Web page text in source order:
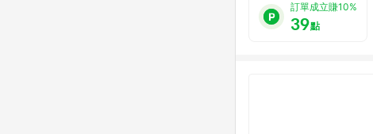
訂單成立賺10%
39點